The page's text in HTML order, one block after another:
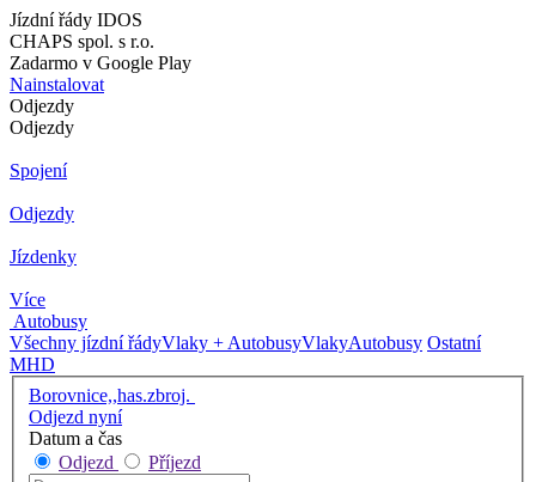
Jízdní řády IDOS
CHAPS spol. s r.o.
Zadarmo v Google Play
Nainstalovat
Odjezdy
Odjezdy
Spojení
Odjezdy
Jízdenky
Více
Autobusy
Všechny jízdní řádyVlaky + AutobusyVlakyAutobusy Ostatní
MHD
Borovnice,,has.zbroj.
Odjezd nyní
Datum a čas
Odjezd
Příjezd